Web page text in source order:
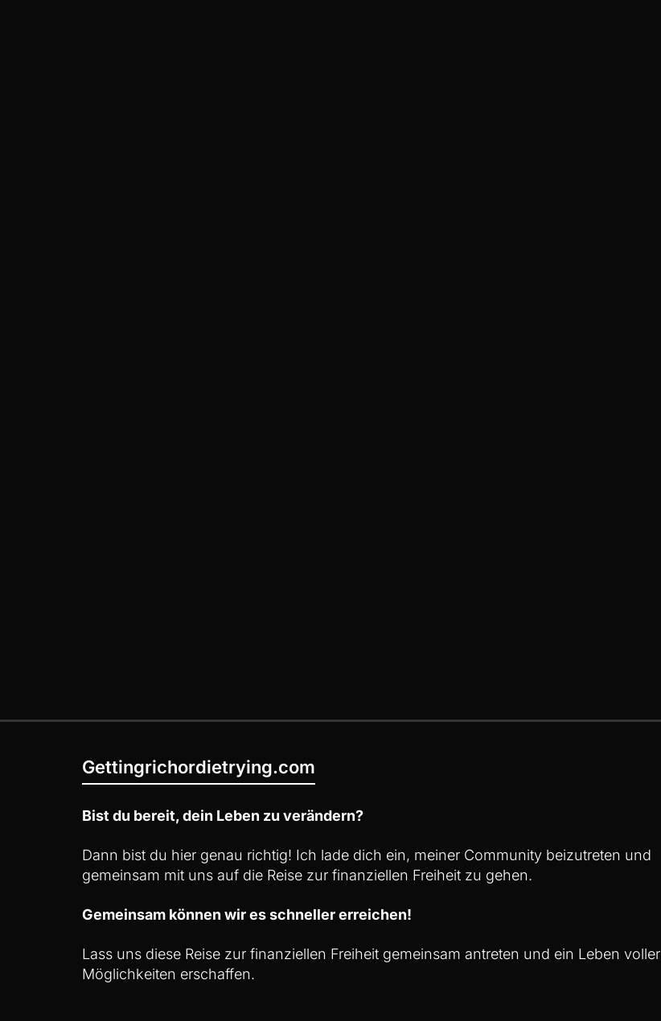
Gettingrichordietrying.com
Bist du bereit, dein Leben zu verändern?
Dann bist du hier genau richtig! Ich lade dich ein, meiner Community beizutreten und
gemeinsam mit uns auf die Reise zur finanziellen Freiheit zu gehen.
Gemeinsam können wir es schneller erreichen!
Lass uns diese Reise zur finanziellen Freiheit gemeinsam antreten und ein Leben voller
Möglichkeiten erschaffen.